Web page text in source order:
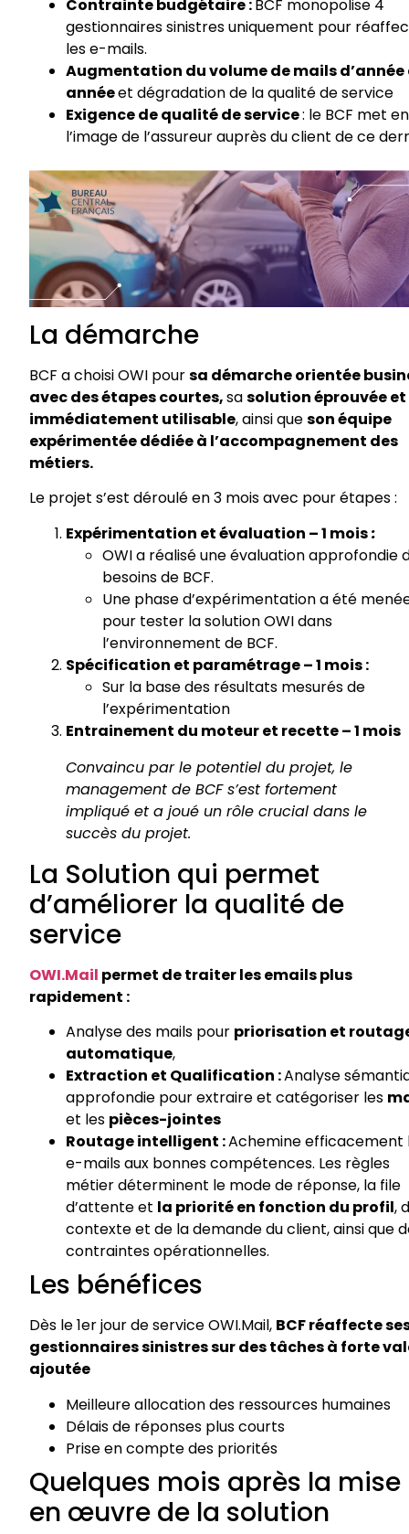
Contrainte budgétaire :BCF monopolise 4
gestionnaires sinistres uniquement pour
les e-mails.
Augmentation du volume de mails d’année
annéeet dégradation de la qualité deservice
Exigence de qualité de service: le BCF met
l’image de l’assureur auprès duclient de ce
​La démarche
BCF a choisi OWI poursa démarche orientée
avec des étapes courtes,sasolution éprouvée et
immédiatement utilisable, ainsi queson équipe
expérimentéedédiée à l’accompagnement des
métiers.
Le projet s’est dérouléen3 moisavec pour étapes :
Expérimentation etévaluation – 1 mois:
OWI a réaliséuneévaluationapprofondie
besoinsde BCF.
Une phased’expérimentationaété
pour tester la solution OWI dans
l’environnement de BCF.
Spécification et paramétrage – 1 mois :
Sur la base des résultats mesurés de
l’expérimentation
Entrainement du moteuret recette– 1 mois
Convaincu par le potentiel du projet, le
management de BCFs’est fortement
impliqué et a joué un rôle crucial dans le
succès du projet.
​La Solution qui permet
d’améliorer la qualité de
service
OWI.Mail permet de traiter les emails plus
rapidement :
Analyse des mails pour priorisation et
automatique,
Extraction et Qualification :Analyse
approfondie pour extraire et catégoriser les
et les pièces-jointes
Routage intelligent :Achemine efficacement
e-mails aux bonnescompétences. Les règles
métier déterminent le mode de réponse, la file
d’attente et la priorité en fonction du profil,
contexte et de la demande duclient, ainsi que
contraintes opérationnelles.
​Les bénéfices
Dès le 1er jour de serviceOWI.Mail, BCF réaffecte
gestionnaires sinistres sur destâches à forte
ajoutée
Meilleure allocation des ressources humaines
Délais de réponses plus courts
Prise en compte des priorités
Quelques mois après la mise
en œuvre de la solution